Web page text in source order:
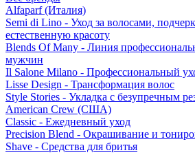
Alfaparf (Италия)
Semi di Lino - Уход за волосами,
естественную красоту
Blends Of Many - Линия
мужчин
Il Salone Milano - Профессиональный
Lisse Design - Трансформация волос
Style Stories - Укладка с безупречным
American Crew (США)
Classic - Ежедневный уход
Precision Blend - Окрашивание и
Shave - Средства для бритья